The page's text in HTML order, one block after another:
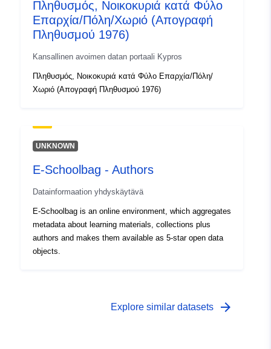
Πληθυσμός, Νοικοκυριά κατά Φύλο
Επαρχία/Πόλη/Χωριό (Απογραφή
Πληθυσμού 1976)
Kansallinen avoimen datan portaali Kypros
Πληθυσμός, Νοικοκυριά κατά Φύλο Επαρχία/Πόλη/
Χωριό (Απογραφή Πληθυσμού 1976)
UNKNOWN
E-Schoolbag - Authors
Datainformaation yhdyskäytävä
E-Schoolbag is an online environment, which aggregates
metadata about learning materials, collections plus
authors and makes them available as 5-star open data
objects.
Explore similar datasets arrow_forward